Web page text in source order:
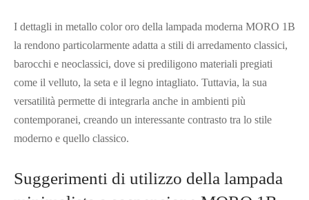
I dettagli in metallo color oro della lampada moderna MORO 1B
la rendono particolarmente adatta a stili di arredamento classici,
barocchi e neoclassici, dove si prediligono materiali pregiati
come il velluto, la seta e il legno intagliato. Tuttavia, la sua
versatilità permette di integrarla anche in ambienti più
contemporanei, creando un interessante contrasto tra lo stile
moderno e quello classico.
Suggerimenti di utilizzo della lampada